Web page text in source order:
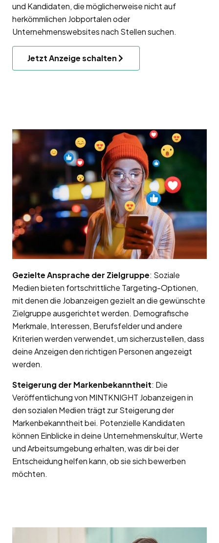
und Kandidaten, die möglicherweise nicht auf
herkömmlichen Jobportalen oder
Unternehmenswebsites nach Stellen suchen.
Jetzt Anzeige schalten
Gezielte Ansprache der Zielgruppe: Soziale
Medien bieten fortschrittliche Targeting-Optionen,
mit denen die Jobanzeigen gezielt an die gewünschte
Zielgruppe ausgerichtet werden. Demografische
Merkmale, Interessen, Berufsfelder und andere
Kriterien werden verwendet, um sicherzustellen, dass
deine Anzeigen den richtigen Personen angezeigt
werden.
Steigerung der Markenbekanntheit: Die
Veröffentlichung von MINTKNIGHT Jobanzeigen in
den sozialen Medien trägt zur Steigerung der
Markenbekanntheit bei. Potenzielle Kandidaten
können Einblicke in deine Unternehmenskultur, Werte
und Arbeitsumgebung erhalten, was dir bei der
Entscheidung helfen kann, ob sie sich bewerben
möchten.